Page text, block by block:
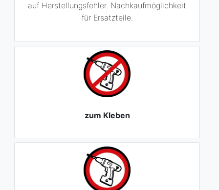
auf Herstellungsfehler. Nachkaufmöglichkeit
für Ersatzteile.
zum Kleben